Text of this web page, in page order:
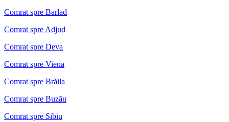
Comrat spre Barlad
Comrat spre Adjud
Comrat spre Deva
Comrat spre Viena
Comrat spre Brăila
Comrat spre Buzău
Comrat spre Sibiu